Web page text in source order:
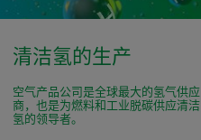
清洁氢的生产
空气产品公司是全球最大的氢气供应
商，也是为燃料和工业脱碳供应清洁
氢的领导者。